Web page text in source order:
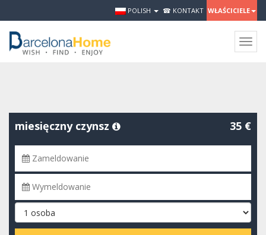
POLISH ☎ KONTAKT WŁAŚCICIELE
miesięczny czynsz 35 €